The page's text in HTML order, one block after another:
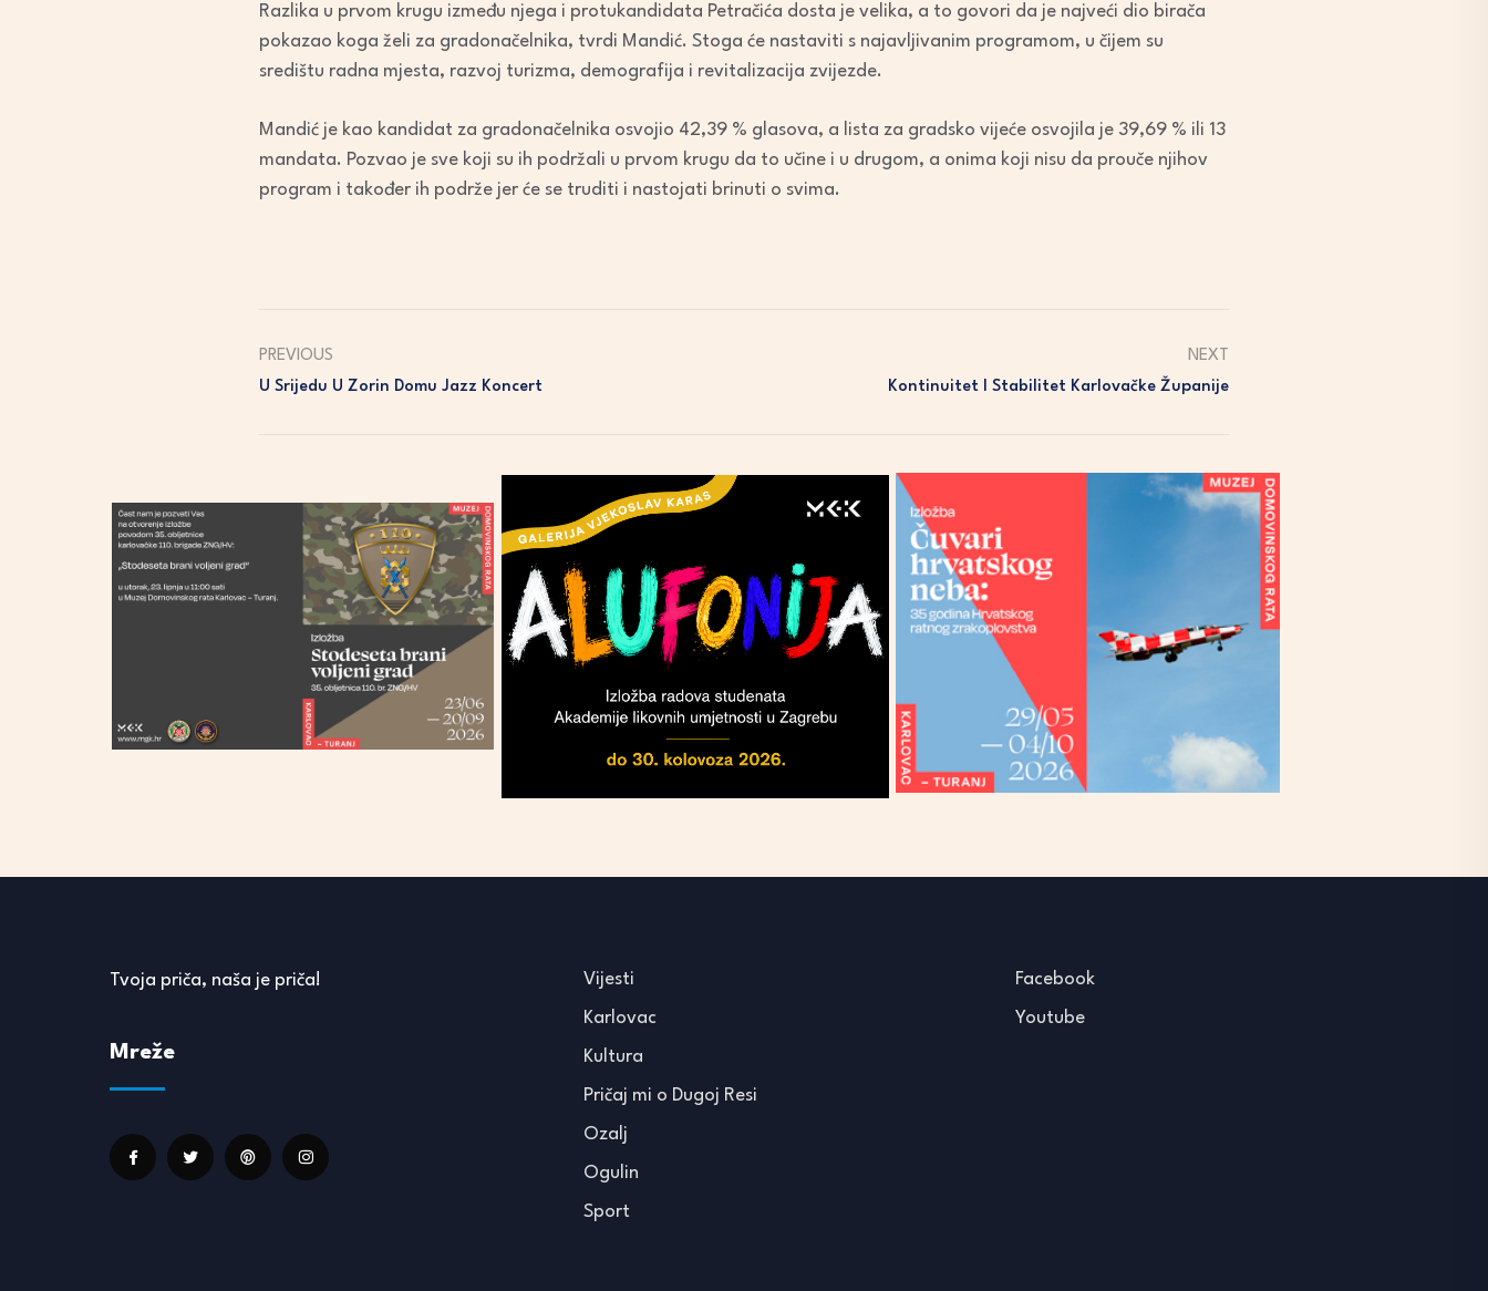
Razlika u prvom krugu između njega i protukandidata Petračića dosta je velika, a to govori da je najveći dio birača
pokazao koga želi za gradonačelnika, tvrdi Mandić. Stoga će nastaviti s najavljivanim programom, u čijem su
središtu radna mjesta, razvoj turizma, demografija i revitalizacija zvijezde.
Mandić je kao kandidat za gradonačelnika osvojio 42,39 % glasova, a lista za gradsko vijeće osvojila je 39,69 % ili 13
mandata. Pozvao je sve koji su ih podržali u prvom krugu da to učine i u drugom, a onima koji nisu da prouče njihov
program i također ih podrže jer će se truditi i nastojati brinuti o svima.
PREVIOUS
U Srijedu U Zorin Domu Jazz Koncert
NEXT
Kontinuitet I Stabilitet Karlovačke Županije
Tvoja priča, naša je priča!
Mreže
Vijesti
Karlovac
Kultura
Pričaj mi o Dugoj Resi
Ozalj
Ogulin
Sport
Facebook
Youtube